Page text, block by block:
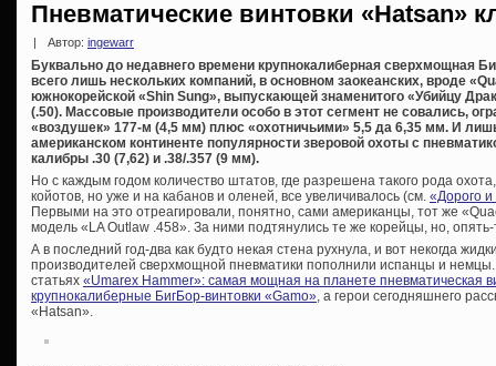
Пневматические винтовки «Hatsan»
Автор: ingewarr
Буквально до недавнего времени крупнокалиберная сверхмощная
всего лишь нескольких компаний, в основном заокеанских, вроде
южнокорейской «Shin Sung», выпускающей знаменитого «Убийцу
(.50). Массовые производители особо в этот сегмент не совались,
«воздушек» 177-м (4,5 мм) плюс «охотничьими» 5,5 да 6,35 мм. И
американском континенте популярности зверовой охоты с
калибры .30 (7,62) и .38/.357 (9 мм).
Но с каждым годом количество штатов, где разрешена такого рода
койотов, но уже и на кабанов и оленей, все увеличивалось (см. «Дорого и
Первыми на это отреагировали, понятно, сами американцы, тот же
модель «LA Outlaw .458». За ними подтянулись те же корейцы, но, опять-
А в последний год-два как будто некая стена рухнула, и вот некогда
производителей сверхмощной пневматики пополнили испанцы и немцы.
статьях «Umarex Hammer»: самая мощная на планете пневматическая
крупнокалиберные БигБор-винтовки «Gamo», а герои сегодняшнего
«Hatsan».